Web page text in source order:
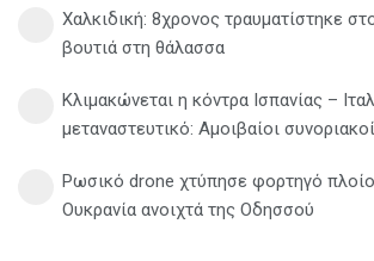
Χαλκιδική: 8χρονος τραυματίστηκε
βουτιά στη θάλασσα
Κλιμακώνεται η κόντρα Ισπανίας –
μεταναστευτικό: Αμοιβαίοι
Ρωσικό drone χτύπησε φορτηγό
Ουκρανία ανοιχτά της Οδησσού